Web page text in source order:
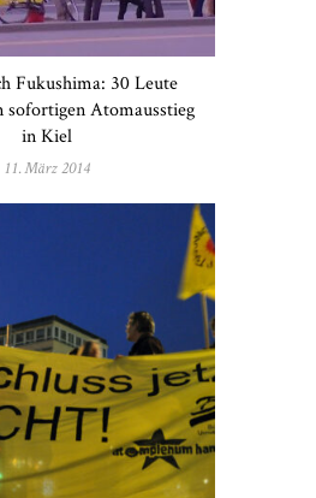
Fukushima: 30 Leute
sofortigen Atomausstieg
in Kiel
11. März 2014